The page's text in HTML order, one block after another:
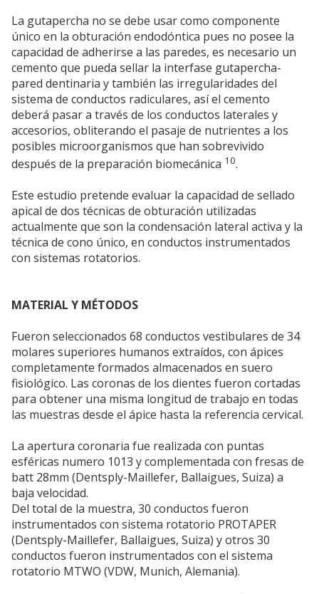
La gutapercha no se debe usar como componente
único en la obturación endodóntica pues no posee la
capacidad de adherirse a las paredes, es necesario un
cemento que pueda sellar la interfase gutapercha-
pared dentinaria y también las irregularidades del
sistema de conductos radiculares, así el cemento
deberá pasar a través de los conductos laterales y
accesorios, obliterando el pasaje de nutrientes a los
posibles microorganismos que han sobrevivido
después de la preparación biomecánica 10.
Este estudio pretende evaluar la capacidad de sellado
apical de dos técnicas de obturación utilizadas
actualmente que son la condensación lateral activa y la
técnica de cono único, en conductos instrumentados
con sistemas rotatorios.
MATERIAL Y MÉTODOS
Fueron seleccionados 68 conductos vestibulares de 34
molares superiores humanos extraídos, con ápices
completamente formados almacenados en suero
fisiológico. Las coronas de los dientes fueron cortadas
para obtener una misma longitud de trabajo en todas
las muestras desde el ápice hasta la referencia cervical.
La apertura coronaria fue realizada con puntas
esféricas numero 1013 y complementada con fresas de
batt 28mm (Dentsply-Maillefer, Ballaigues, Suiza) a
baja velocidad.
Del total de la muestra, 30 conductos fueron
instrumentados con sistema rotatorio PROTAPER
(Dentsply-Maillefer, Ballaigues, Suiza) y otros 30
conductos fueron instrumentados con el sistema
rotatorio MTWO (VDW, Munich, Alemania).